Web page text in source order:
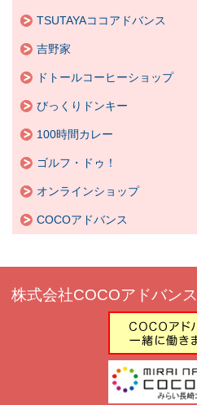
TSUTAYAココアドバンス
吉野家
ドトールコーヒーショップ
びっくりドンキー
100時間カレー
ゴルフ・ドゥ！
オンラインショップ
COCOアドバンス
株式会社COCOアドバンス